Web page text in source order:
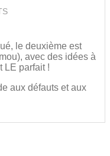
le deuxième est
avec des idées à
LE parfait !
aux défauts et aux